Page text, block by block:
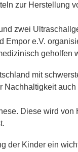
zur Herstellung
zwei
Empor e.V.
geholfen
mit
Nachhaltigkeit auch
Diese wird von
der Kinder ein